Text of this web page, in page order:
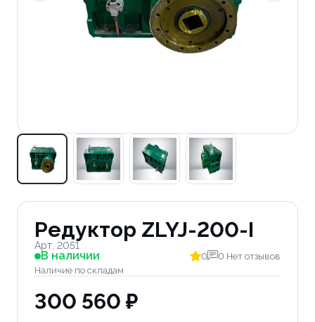
Редуктор ZLYJ-200-I
Арт. 2051
В наличии
Наличие по складам
0 0 Нет отзывов
300 560 ₽